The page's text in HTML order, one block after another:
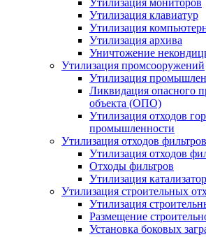
Утилизация клавиатур
Утилизация
Утилизация архива
Уничтожение
Утилизация промсооружений
Утилизация
Ликвидация опасного
объекта (ОПО)
Утилизация отходов
промышленности
Утилизация отходов фильтров
Утилизация отходов
Отходы фильтров
Утилизация
Утилизация строительных
Утилизация
Размещение
Установка боковых